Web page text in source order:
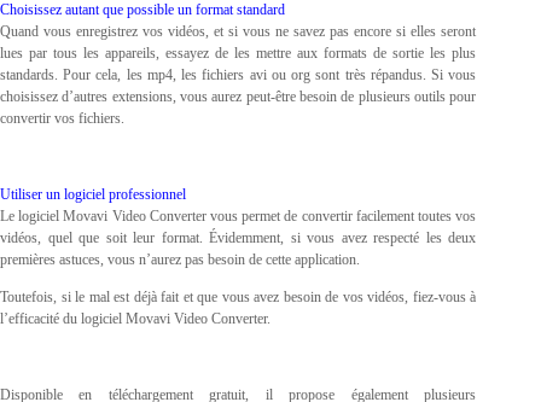
Choisissez autant que possible un format standard
Quand vous enregistrez vos vidéos, et si vous ne savez pas encore si elles seront
lues par tous les appareils, essayez de les mettre aux formats de sortie les plus
standards. Pour cela, les mp4, les fichiers avi ou org sont très répandus. Si vous
choisissez d’autres extensions, vous aurez peut-être besoin de plusieurs outils pour
convertir vos fichiers.
Utiliser un logiciel professionnel
Le logiciel Movavi Video Converter vous permet de convertir facilement toutes vos
vidéos, quel que soit leur format. Évidemment, si vous avez respecté les deux
premières astuces, vous n’aurez pas besoin de cette application.
Toutefois, si le mal est déjà fait et que vous avez besoin de vos vidéos, fiez-vous à
l’efficacité du logiciel Movavi Video Converter.
Disponible en téléchargement gratuit, il propose également plusieurs